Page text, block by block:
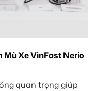
Mù Xe VinFast Nerio
quan trọng giúp